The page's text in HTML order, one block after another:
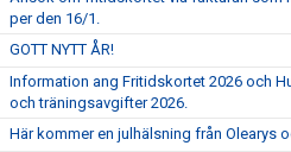
per den 16/1.
GOTT NYTT ÅR!
Information ang Fritidskortet 2026 och
och träningsavgifter 2026.
Här kommer en julhälsning från Olearys